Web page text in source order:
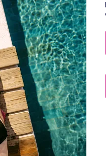
Hôtel
espagnole Hipotels,